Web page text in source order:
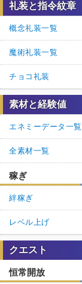
礼装と指令紋章
概念礼装一覧
魔術礼装一覧
チョコ礼装
素材と経験値
エネミーデータ一覧
全素材一覧
稼ぎ
絆稼ぎ
レベル上げ
クエスト
恒常開放